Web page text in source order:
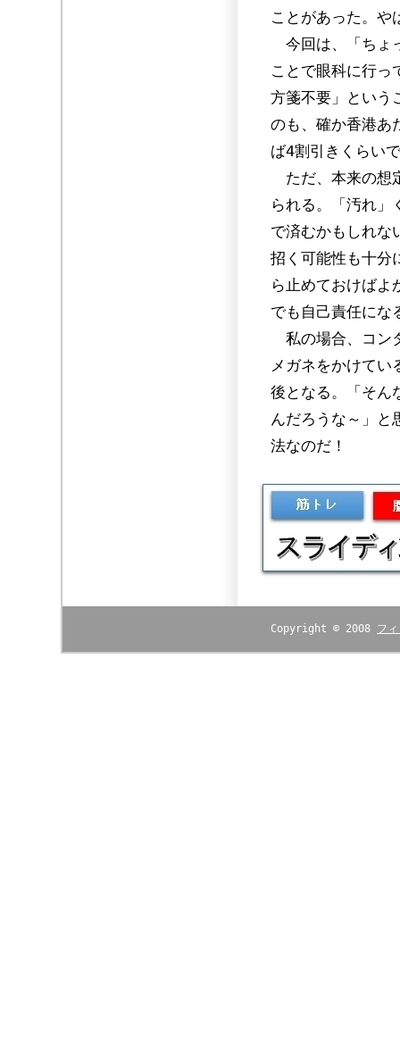
ことがあった。や
今回は、「ちょ
ことで眼科に行っ
方箋不要」という
のも、確か香港あ
ば4割引きくらい
ただ、本来の想
られる。「汚れ」
で済むかもしれな
招く可能性も十分
ら止めておけばよ
でも自己責任にな
私の場合、コン
メガネをかけてい
後となる。「そん
んだろうな～」と
法なのだ！
Copyright © 2008 フ